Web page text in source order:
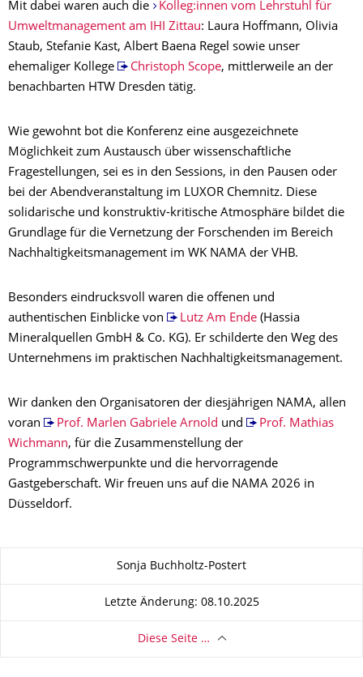
Mit dabei waren auch die
Kolleg:innen vom Lehrstuhl für
Umweltmanagement am IHI Zittau: Laura Hoffmann, Olivia
Staub, Stefanie Kast, Albert Baena Regel sowie unser
ehemaliger Kollege
Christoph Scope, mittlerweile an der
benachbarten HTW Dresden tätig.
Wie gewohnt bot die Konferenz eine ausgezeichnete
Möglichkeit zum Austausch über wissenschaftliche
Fragestellungen, sei es in den Sessions, in den Pausen oder
bei der Abendveranstaltung im LUXOR Chemnitz. Diese
solidarische und konstruktiv-kritische Atmosphäre bildet die
Grundlage für die Vernetzung der Forschenden im Bereich
Nachhaltigkeitsmanagement im WK NAMA der VHB.
Besonders eindrucksvoll waren die offenen und
authentischen Einblicke von
Lutz Am Ende(Hassia
Mineralquellen GmbH & Co. KG). Er schilderte den Weg des
Unternehmens im praktischen Nachhaltigkeitsmanagement.
Wir danken den Organisatoren der diesjährigen NAMA, allen
voran
Prof. Marlen Gabriele Arnold und
Prof. Mathias
Wichmann, für die Zusammenstellung der
Programmschwerpunkte und die hervorragende
Gastgeberschaft. Wir freuen uns auf die NAMA 2026 in
Düsseldorf.
Zu dieser SeiteSonja Buchholtz-Postert
Letzte Änderung: 08.10.2025
Diese Seite …